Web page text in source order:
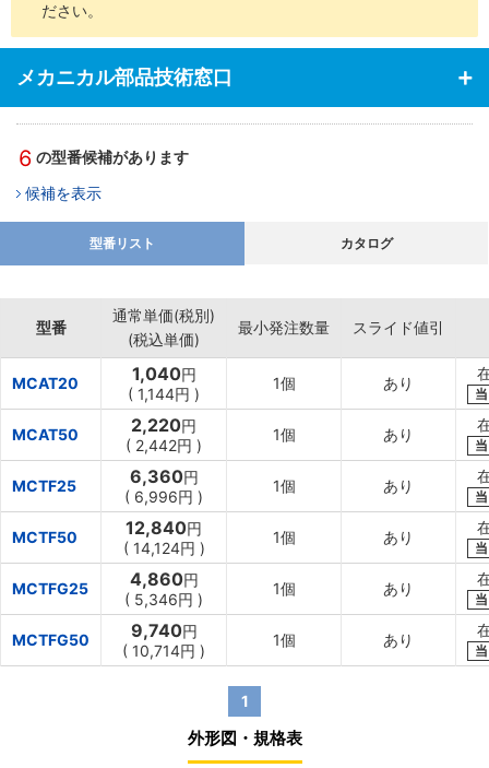
ださい。
メカニカル部品技術窓口
6 の型番候補があります
候補を表示
型番リスト カタログ
型番
通常単価(税別)
(税込単価)
最小発注数量 スライド値引
MCAT20 1,040円
( 1,144円 )
1個 あり
MCAT50 2,220円
( 2,442円 )
1個 あり
MCTF25 6,360円
( 6,996円 )
1個 あり
MCTF50 12,840円
( 14,124円 )
1個 あり
MCTFG25 4,860円
( 5,346円 )
1個 あり
MCTFG50 9,740円
( 10,714円 )
1個 あり
1
外形図・規格表